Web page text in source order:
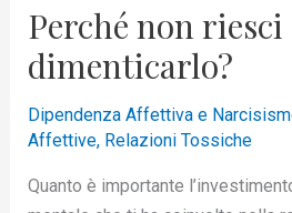
Perché non riesci
dimenticarlo?
Dipendenza Affettiva e
Affettive, Relazioni Tossiche
Quanto è importante